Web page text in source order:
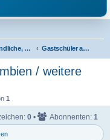
Jugendliche, Babys & Kinder Gastschüler aus Kolumbien / pro & kontra
/ weitere
1
0• Abonnenten: 1